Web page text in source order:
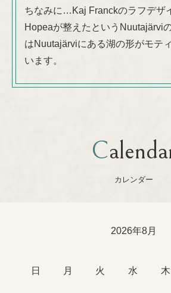
ちなみに…Kaj Franckのラフデザ
Hopeaが整えたというNuutajärvi
はNuutajärviにある湖の形がモテ
います。
カレンダー
2026年8月
日 月 火 水 木